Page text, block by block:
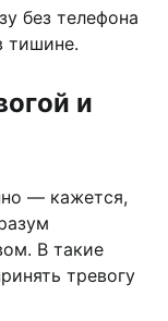
без телефона
тишине.
и
— кажется,
В такие
тревогу